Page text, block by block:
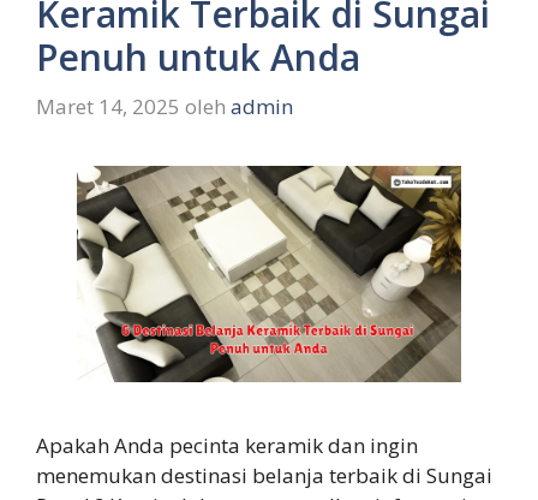
Keramik Terbaik di Sungai
Penuh untuk Anda
Maret 14, 2025 oleh admin
Apakah Anda pecinta keramik dan ingin
menemukan destinasi belanja terbaik di Sungai